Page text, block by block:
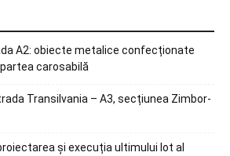
A2: obiecte metalice confecționate
carosabilă
Transilvania – A3, secțiunea Zimbor-
și execuția ultimului lot al